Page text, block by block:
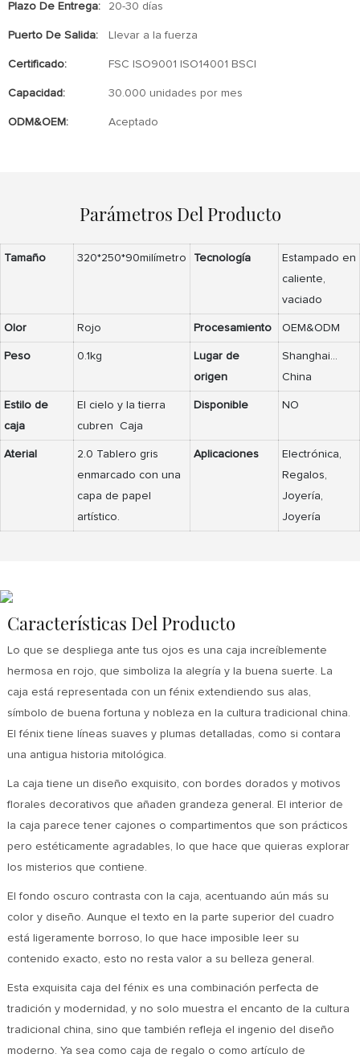
Plazo De Entrega: 20-30 días
Puerto De Salida: Llevar a la fuerza
Certificado: FSC ISO9001 ISO14001 BSCI
Capacidad: 30.000 unidades por mes
ODM&OEM: Aceptado
Parámetros Del Producto
Tamaño 320*250*90milímetro Tecnología
Estampado en
caliente,
vaciado
Olor Rojo Procesamiento OEM&ODM
Peso 0.1kg
Lugar de
origen
Shanghai...
China
Estilo de
caja
El cielo y la tierra
cubren Caja
Disponible NO
Aterial
2.0 Tablero gris
enmarcado con una
capa de papel
artístico.
Aplicaciones
Electrónica,
Regalos,
Joyería,
Joyería
Características Del Producto
Lo que se despliega ante tus ojos es una caja increíblemente
hermosa en rojo, que simboliza la alegría y la buena suerte. La
caja está representada con un fénix extendiendo sus alas,
símbolo de buena fortuna y nobleza en la cultura tradicional china.
El fénix tiene líneas suaves y plumas detalladas, como si contara
una antigua historia mitológica.
La caja tiene un diseño exquisito, con bordes dorados y motivos
florales decorativos que añaden grandeza general. El interior de
la caja parece tener cajones o compartimentos que son prácticos
pero estéticamente agradables, lo que hace que quieras explorar
los misterios que contiene.
El fondo oscuro contrasta con la caja, acentuando aún más su
color y diseño. Aunque el texto en la parte superior del cuadro
está ligeramente borroso, lo que hace imposible leer su
contenido exacto, esto no resta valor a su belleza general.
Esta exquisita caja del fénix es una combinación perfecta de
tradición y modernidad, y no solo muestra el encanto de la cultura
tradicional china, sino que también refleja el ingenio del diseño
moderno. Ya sea como caja de regalo o como artículo de